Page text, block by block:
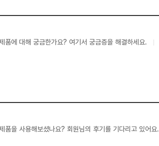
품에 대해 궁금한가요? 여기서 궁금증을 해결하세요.
품을 사용해보셨나요? 회원님의 후기를 기다리고 있어요.